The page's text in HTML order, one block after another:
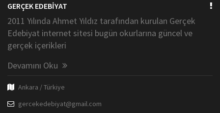
GERÇEK EDEBİYAT
2011 Yılında Ahmet Yıldız tarafından kurulan Gerçek
Edebiyat internet sitesi bugün okurlarına güncel ve
gerçek içerikleri
Devamını Oku
Ankara / Türkiye
gercekedebiyat@gmail.com